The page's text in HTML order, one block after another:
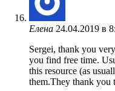
Елена 24.04.2019 в
Sergei, thank you
you find free time.
this resource (as
them.They thank you